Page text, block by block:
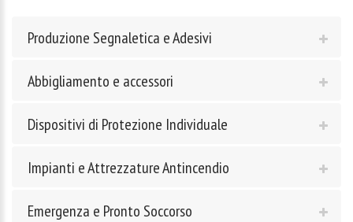
Produzione Segnaletica e Adesivi
Abbigliamento e accessori
Dispositivi di Protezione Individuale
Impianti e Attrezzature Antincendio
Emergenza e Pronto Soccorso